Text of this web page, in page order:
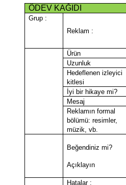
ÖDEV KAĞIDI
Grup :
Reklam :
Ürün
Uzunluk
Hedeflenen izleyici
kitlesi
İyi bir hikaye mi?
Mesaj
Reklamın formal
bölümü: resimler,
müzik, vb.
Beğendiniz mi?
Açıklayın
Hatalar :